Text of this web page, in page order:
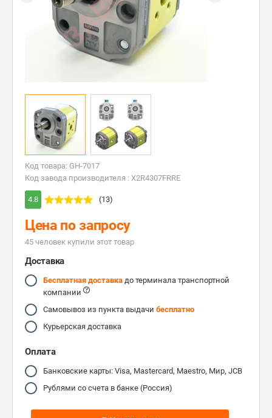
Код товара: GH-7017
Код завода производителя : X2R4307FRRE
4.8 (13)
Цена по запросу
45 человек купили этот товар
Доставка
Бесплатная доставка до терминала транспортной
компании
Самовывоз из пункта выдачи бесплатно
Курьерская доставка
Оплата
Банковские карты: Visa, Mastercard, Maestro, Мир, JCB
Рублями со счета в банке (Россия)